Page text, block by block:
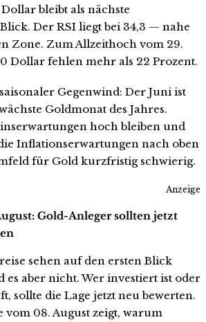
bleibt als nächste
Der RSI liegt bei 34,3 — nahe
Zone. Zum Allzeithoch vom 29.
Dollar fehlen mehr als 22 Prozent.
Gegenwind: Der Juni ist
Goldmonat des Jahres.
hoch bleiben und
Inflationserwartungen nach oben
für Gold kurzfristig schwierig.
Anzeige
Gold-Anleger sollten jetzt
sehen auf den ersten Blick
es aber nicht. Wer investiert ist oder
sollte die Lage jetzt neu bewerten.
vom 08. August zeigt, warum